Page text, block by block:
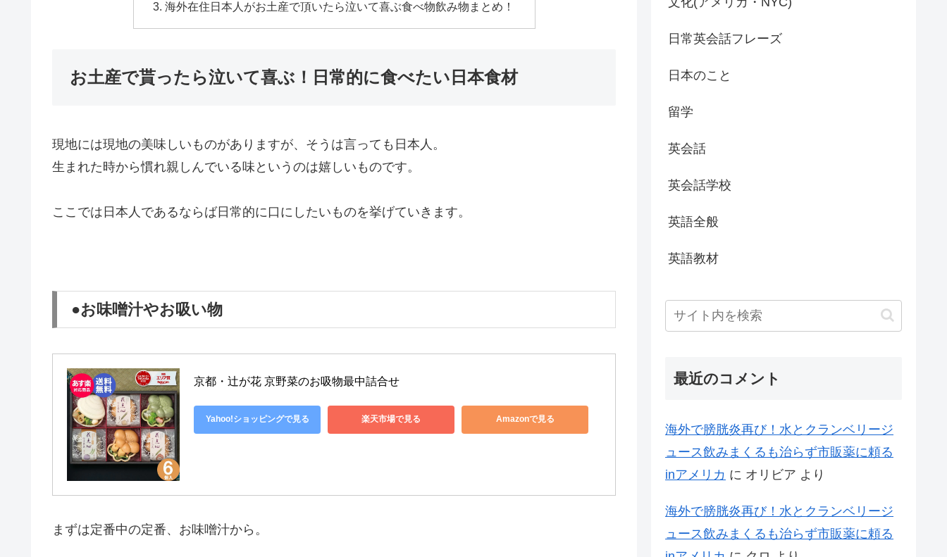
海外在住日本人がお土産で頂いたら泣いて喜ぶ食べ物飲み物まとめ！
お土産で貰ったら泣いて喜ぶ！日常的に食べたい日本食材
現地には現地の美味しいものがありますが、そうは言っても日本人。
生まれた時から慣れ親しんでいる味というのは嬉しいものです。
ここでは日本人であるならば日常的に口にしたいものを挙げていきます。
●お味噌汁やお吸い物
京都・辻が花 京野菜のお吸物最中詰合せ
Yahoo!ショッピングで見る 楽天市場で見る Amazonで見る
まずは定番中の定番、お味噌汁から。
日常英会話フレーズ
日本のこと
留学
英会話
英会話学校
英語全般
英語教材
最近のコメント
海外で膀胱炎再び！水とクランベリージ
ュース飲みまくるも治らず市販薬に頼る
inアメリカ に オリビア より
海外で膀胱炎再び！水とクランベリージ
ュース飲みまくるも治らず市販薬に頼る